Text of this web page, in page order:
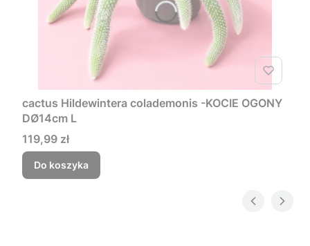
cactus Hildewintera colademonis -KOCIE OGONY
DØ14cm L
Cena
119,99 zł
Do koszyka